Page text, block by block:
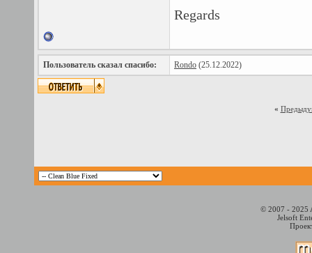
Regards
Пользователь сказал cпасибо: Rondo (25.12.2022)
«
© 2007 - 2025
Jelsoft